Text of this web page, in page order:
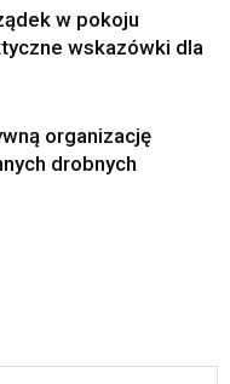
w pokoju
wskazówki dla
organizację
drobnych